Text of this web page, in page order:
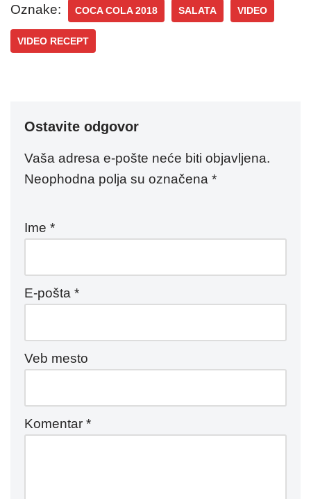
Oznake: COCA COLA 2018 SALATA VIDEO
VIDEO RECEPT
Ostavite odgovor
Vaša adresa e-pošte neće biti objavljena.
Neophodna polja su označena *
Ime *
E-pošta *
Veb mesto
Komentar *